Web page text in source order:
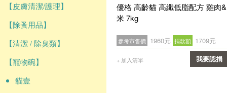
【皮膚清潔/護理】
【除蚤用品】
【清潔 / 除臭類】
【寵物碗】
貓壹
優格 高齡貓 高纖低脂配方 雞肉&
米 7kg
參考市售價 1960元 捐款額 1709元
+ 加入清單 我要認捐